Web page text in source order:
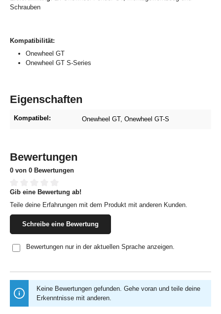
Schrauben
Kompatibilität:
Onewheel GT
Onewheel GT S-Series
Eigenschaften
Kompatibel: Onewheel GT, Onewheel GT-S
Bewertungen
0 von 0 Bewertungen
Durchschnittliche Bewertung von 0 von 5 Sternen
Gib eine Bewertung ab!
Teile deine Erfahrungen mit dem Produkt mit anderen Kunden.
Schreibe eine Bewertung
Bewertungen nur in der aktuellen Sprache anzeigen.
Keine Bewertungen gefunden. Gehe voran und teile deine
Erkenntnisse mit anderen.